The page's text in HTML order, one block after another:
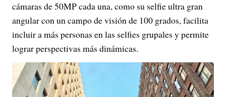
cámaras de 50MP cada una, como su selfie ultra gran
angular con un campo de visión de 100 grados, facilita
incluir a más personas en las selfies grupales y permite
lograr perspectivas más dinámicas.